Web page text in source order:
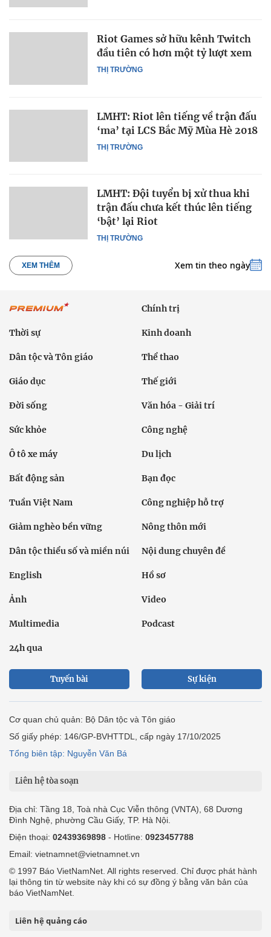
THỊ TRƯỜNG
Riot Games sở hữu kênh Twitch
đầu tiên có hơn một tỷ lượt xem
THỊ TRƯỜNG
LMHT: Riot lên tiếng về trận đấu
‘ma’ tại LCS Bắc Mỹ Mùa Hè 2018
THỊ TRƯỜNG
LMHT: Đội tuyển bị xử thua khi
trận đấu chưa kết thúc lên tiếng
‘bật’ lại Riot
XEM THÊM Xem tin theo ngày
Chính trị
Thời sự Kinh doanh
Dân tộc và Tôn giáo Thể thao
Giáo dục Thế giới
Đời sống Văn hóa - Giải trí
Sức khỏe Công nghệ
Ô tô xe máy Du lịch
Bất động sản Bạn đọc
Tuần Việt Nam Công nghiệp hỗ trợ
Giảm nghèo bền vững Nông thôn mới
Dân tộc thiểu số và miền núi Nội dung chuyên đề
English Hồ sơ
Ảnh Video
Multimedia Podcast
24h qua
Tuyến bài Sự kiện
Cơ quan chủ quản: Bộ Dân tộc và Tôn giáo
Số giấy phép: 146/GP-BVHTTDL, cấp ngày 17/10/2025
Tổng biên tập: Nguyễn Văn Bá
Liên hệ tòa soạn
Địa chỉ: Tầng 18, Toà nhà Cục Viễn thông (VNTA), 68 Dương
Đình Nghệ, phường Cầu Giấy, TP. Hà Nội.
Điện thoại: 02439369898 - Hotline: 0923457788
Email: vietnamnet@vietnamnet.vn
© 1997 Báo VietNamNet. All rights reserved. Chỉ được phát hành
lại thông tin từ website này khi có sự đồng ý bằng văn bản của
báo VietNamNet.
Liên hệ quảng cáo